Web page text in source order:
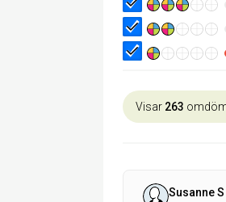
Visar 263
Susanne S